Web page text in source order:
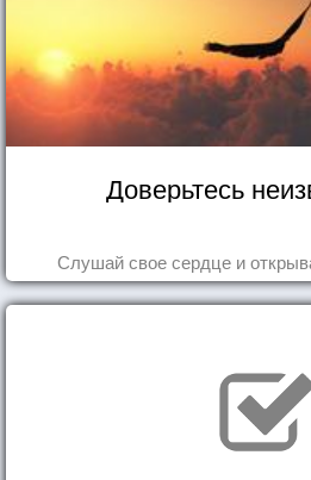
Доверьтесь
Слушай свое сердце и